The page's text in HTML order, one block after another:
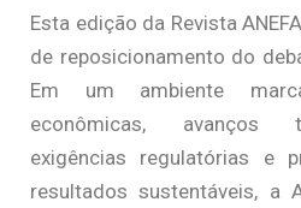
Esta edição da Revista
de reposicionamento do
Em um ambiente
econômicas, avanços
exigências regulatórias e
resultados sustentáveis, a